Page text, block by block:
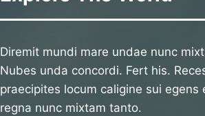
Diremit mundi mare undae nunc
Nubes unda concordi. Fert his.
praecipites locum caligine sui egens
regna nunc mixtam tanto.